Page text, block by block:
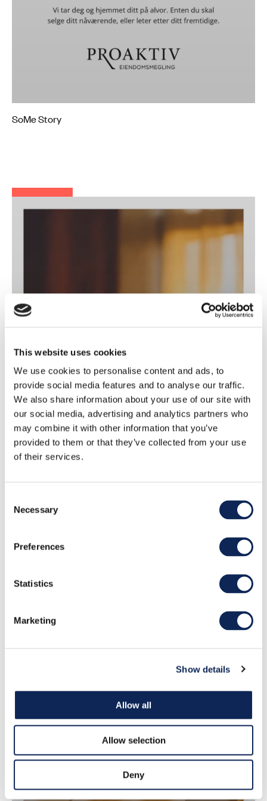
This website uses cookies
We use cookies to personalise content and ads, to
provide social media features and to analyse our traffic.
We also share information about your use of our site with
our social media, advertising and analytics partners who
may combine it with other information that you’ve
provided to them or that they’ve collected from your use
of their services.
Selection
Necessary
Preferences
Statistics
Marketing
Show details
Allow all
Allow selection
Deny
Mute Settings
SoMe Story
Settings
Play